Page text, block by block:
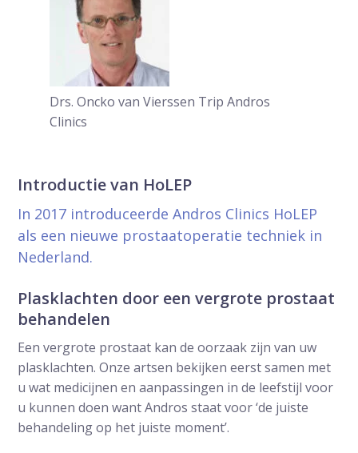
Drs. Oncko van Vierssen TripAndros
Clinics
Introductie van HoLEP
In 2017 introduceerde Andros Clinics HoLEP
als een nieuwe prostaatoperatie techniek in
Nederland.
Plasklachten door een vergrote prostaat
behandelen
Een vergrote prostaat kan de oorzaak zijn van uw
plasklachten. Onze artsen bekijken eerst samen met
u wat medicijnen en aanpassingen in de leefstijl voor
u kunnen doen want Andros staat voor ‘de juiste
behandeling op het juiste moment’.